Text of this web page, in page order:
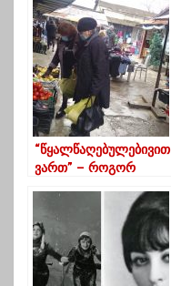
“წყალწაღებულებივით
ვართ” – როგორ